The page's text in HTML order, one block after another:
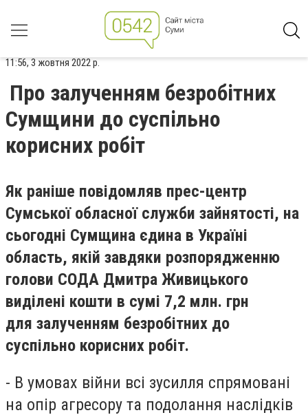
11:56, 3 жовтня 2022 р.
Про залученням безробітних
Сумщини до суспільно
корисних робіт
Як раніше повідомляв прес-центр
Сумської обласної служби зайнятості, на
сьогодні Сумщина єдина в Україні
область, якій завдяки розпорядженню
голови СОДА Дмитра Живицького
виділені кошти в сумі 7,2 млн. грн
для залученням безробітних до
суспільно корисних робіт.
- В умовах війни всі зусилля спрямовані
на опір агресору та подолання наслідків